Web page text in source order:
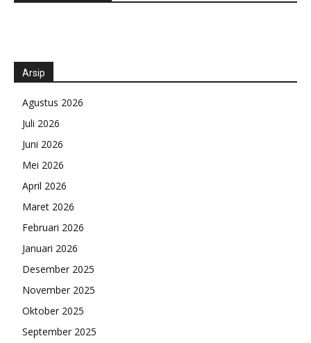
Arsip
Agustus 2026
Juli 2026
Juni 2026
Mei 2026
April 2026
Maret 2026
Februari 2026
Januari 2026
Desember 2025
November 2025
Oktober 2025
September 2025